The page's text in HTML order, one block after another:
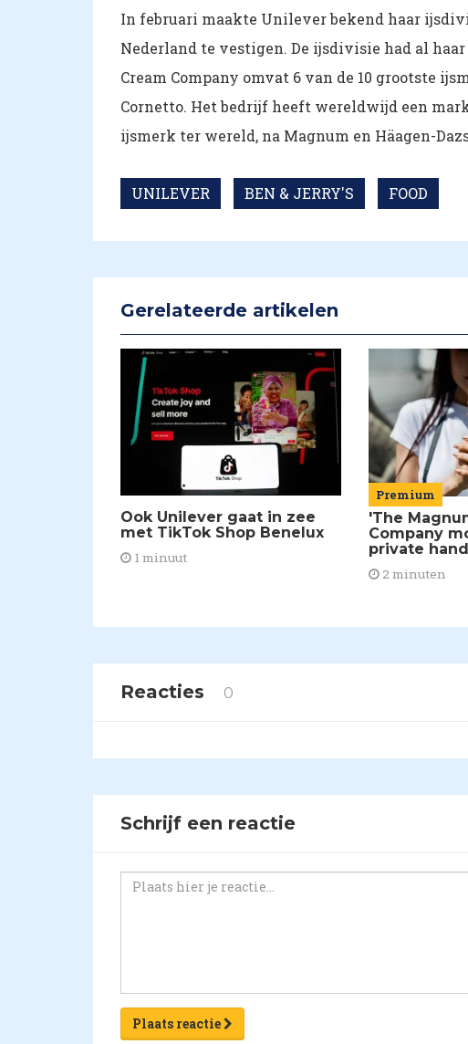
In februari maakte Unilever bekend haar
Nederland te vestigen. De ijsdivisie had al
Cream Company omvat 6 van de 10 grootste
Cornetto. Het bedrijf heeft wereldwijd een
ijsmerk ter wereld, na Magnum en Häagen-
UNILEVER BEN & JERRY'S FOOD
Gerelateerde artikelen
Ook Unilever gaat in zee
met TikTok Shop Benelux
1 minuut
Premium
'The
Company
private
2 minuten
Reacties 0
Schrijf een reactie
Plaats reactie